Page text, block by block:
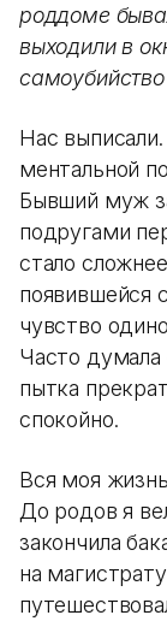
роддоме
выходили в
Нас
ментальной
Бывший муж
подругами
стало
появившейся
чувство
Часто думала
пытка
спокойно.
Вся моя
До родов я
закончила
на